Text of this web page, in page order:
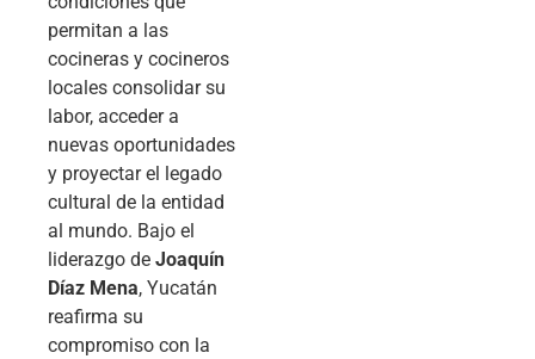
permitan a las
cocineras y cocineros
locales consolidar su
labor, acceder a
nuevas oportunidades
y proyectar el legado
cultural de la entidad
al mundo. Bajo el
liderazgo de Joaquín
Díaz Mena, Yucatán
reafirma su
compromiso con la